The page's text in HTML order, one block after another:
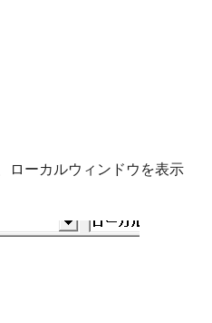
ローカルウィンドウを表示